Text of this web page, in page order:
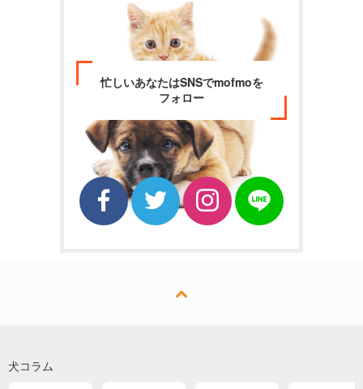
忙しいあなたはSNSでmofmoを
フォロー
犬コラム